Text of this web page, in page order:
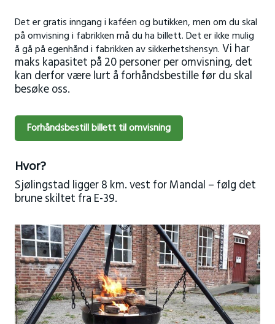
Det er gratis inngang i kaféen og butikken, men om du skal
på omvisning i fabrikken må du ha billett. Det er ikke mulig
å gå på egenhånd i fabrikken av sikkerhetshensyn.Vi har
maks kapasitet på 20 personer per omvisning, det
kan derfor være lurt å forhåndsbestille før du skal
besøke oss.
Forhåndsbestill billett til omvisning
Hvor?
Sjølingstad ligger 8 km. vest for Mandal – følg det
brune skiltet fra E-39.